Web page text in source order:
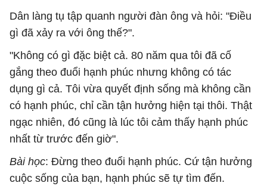
Dân làng tụ tập quanh người đàn ông và hỏi: "Điều
gì đã xảy ra với ông thế?".
"Không có gì đặc biệt cả. 80 năm qua tôi đã cố
gắng theo đuổi hạnh phúc nhưng không có tác
dụng gì cả. Tôi vừa quyết định sống mà không cần
có hạnh phúc, chỉ cần tận hưởng hiện tại thôi. Thật
ngạc nhiên, đó cũng là lúc tôi cảm thấy hạnh phúc
nhất từ trước đến giờ".
Bài học: Đừng theo đuổi hạnh phúc. Cứ tận hưởng
cuộc sống của bạn, hạnh phúc sẽ tự tìm đến.